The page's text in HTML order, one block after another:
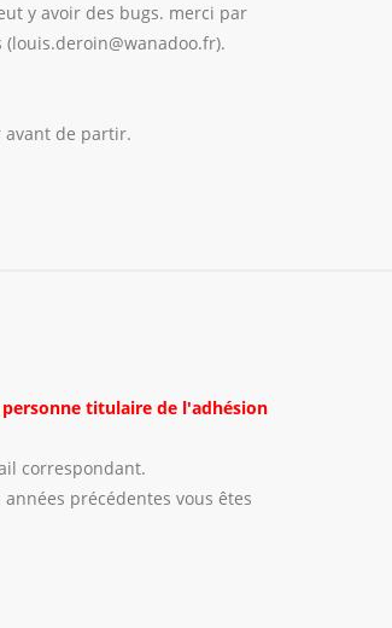
y avoir des bugs. merci par
avant de partir.
titulaire de l'adhésion
correspondant.
précédentes vous êtes